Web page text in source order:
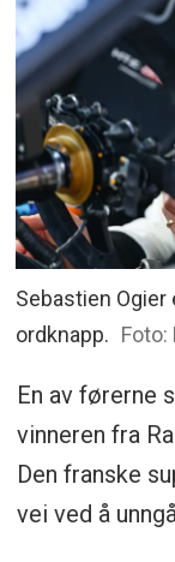
Sebastien
ordknapp. Foto:
En av førerne
vinneren fra
Den franske
vei ved å